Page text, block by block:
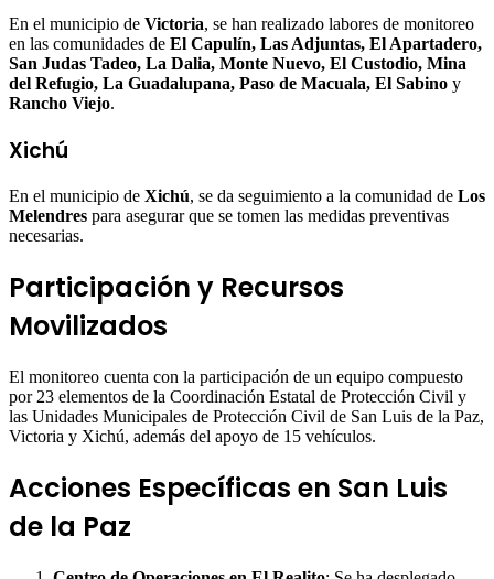
En el municipio de Victoria, se han realizado labores de monitoreo
en las comunidades de El Capulín, Las Adjuntas, El Apartadero,
San Judas Tadeo, La Dalia, Monte Nuevo, El Custodio, Mina
del Refugio, La Guadalupana, Paso de Macuala, El Sabino y
Rancho Viejo.
Xichú
En el municipio de Xichú, se da seguimiento a la comunidad de Los
Melendres para asegurar que se tomen las medidas preventivas
necesarias.
Participación y Recursos
Movilizados
El monitoreo cuenta con la participación de un equipo compuesto
por 23 elementos de la Coordinación Estatal de Protección Civil y
las Unidades Municipales de Protección Civil de San Luis de la Paz,
Victoria y Xichú, además del apoyo de 15 vehículos.
Acciones Específicas en San Luis
de la Paz